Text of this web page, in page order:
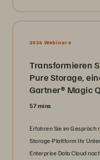
2026 Webinare
Transformieren
Pure Storage,
Gartner® Magic
57 mins
Erfahren Sie im Gespräch
Storage-Plattform Ihr
Enterprise Data Cloud